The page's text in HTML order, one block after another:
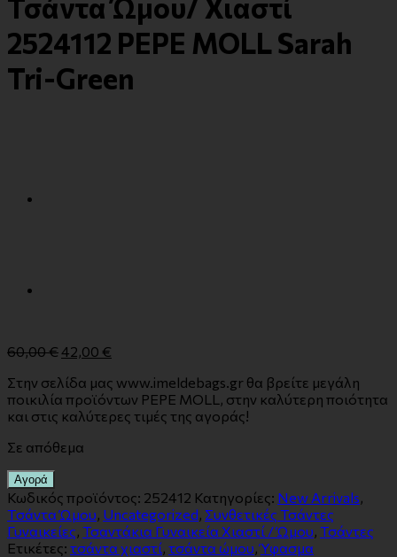
Τσάντα Ώμου/ Χιαστί
2524112 PEPE MOLL Sarah
Tri-Green
60,00€42,00 €
Στην σελίδα μας www.imeldebags.gr θα βρείτε μεγάλη
ποικιλία προϊόντων PEPE MOLL, στην καλύτερη ποιότητα
και στις καλύτερες τιμές της αγοράς!
Σε απόθεμα
Αγορά
Κωδικός προϊόντος: 252412 Κατηγορίες: New Arrivals
Tσάντα Ώμου Uncategorized Συνθετικές Τσάντες
Γυναικείες Τσαντάκια Γυναικεία Χιαστί / Ώμου Τσάντες
Ετικέτες: τσάντα χιαστί τσάντα ώμου ,Ύφασμα